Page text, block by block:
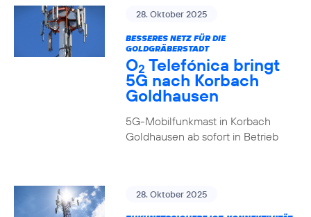
28. Oktober 2025
BESSERES NETZ FÜR DIE
GOLDGRÄBERSTADT
O2 Telefónica bringt
5G nach Korbach
Goldhausen
5G-Mobilfunkmast in Korbach
Goldhausen ab sofort in Betrieb
28. Oktober 2025